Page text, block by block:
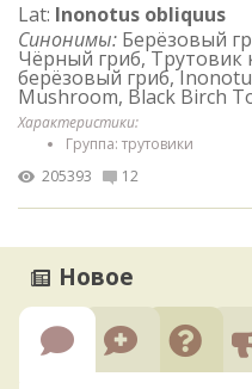
Lat: Inonotus obliquus
Синонимы: Берёзовый
Чёрный гриб, Трутовик
берёзовый гриб,
Mushroom, Black Birch
Характеристики:
Группа: трутовики
205393
12
Новое